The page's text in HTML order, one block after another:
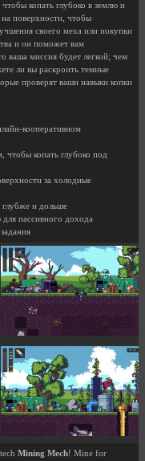
копать глубоко в землю и
поверхности, чтобы
своего меха или покупки
и он поможет вам
ваша миссия будет легкой; чем
ли вы раскроить темные
проверят ваши навыки копки
кооперативном
копать глубоко под
за холодные
глубже и дольше
пассивного дохода
Mining Mech! Mine for